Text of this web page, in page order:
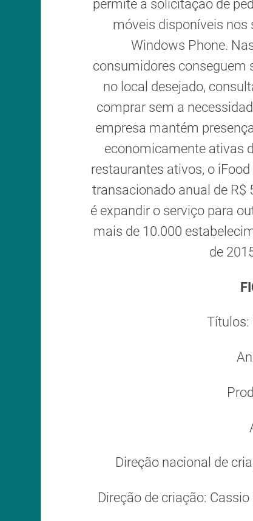
permite a solicitação de
móveis disponíveis nos
Windows Phone.
consumidores conseguem
no local desejado,
comprar sem a
empresa mantém
economicamente ativas
restaurantes ativos, o
transacionado anual de R$
é expandir o serviço para
mais de 10.000
de
Títulos:
Direção nacional de
Direção de criação: